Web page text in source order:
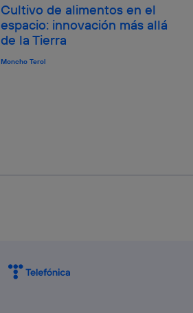
Cultivo de alimentos en el
espacio: innovación más allá
de la Tierra
Moncho Terol